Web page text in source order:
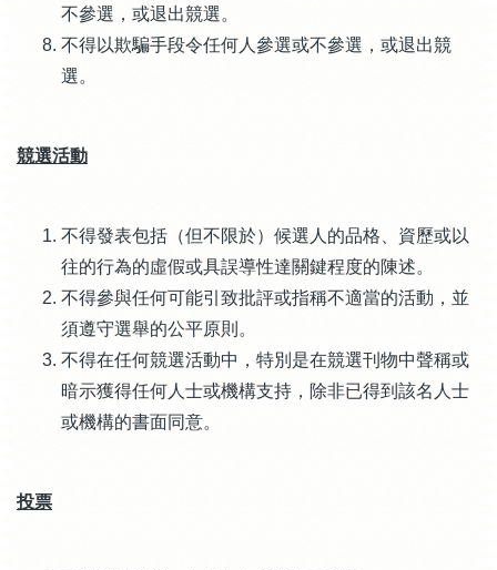
不參選，或退出競選。
不得以欺騙手段令任何人參選或不參選，或退出競
選。
競選活動
不得發表包括（但不限於）候選人的品格、資歷或以
往的行為的虛假或具誤導性達關鍵程度的陳述。
不得參與任何可能引致批評或指稱不適當的活動，並
須遵守選舉的公平原則。
不得在任何競選活動中，特別是在競選刊物中聲稱或
暗示獲得任何人士或機構支持，除非已得到該名人士
或機構的書面同意。
投票